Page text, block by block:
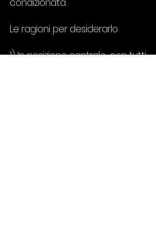
condizionata.
Le ragioni per desiderarlo
1) In posizione centrale, con tutti